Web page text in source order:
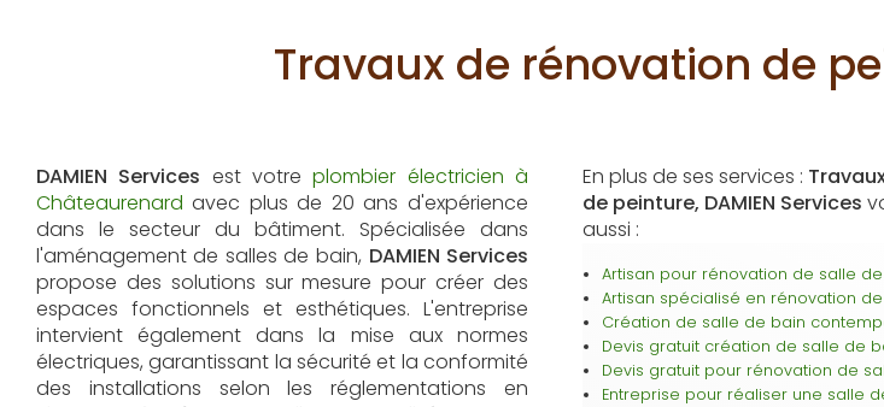
Travaux de rénovation de
DAMIEN Services est votreplombier électricien à
Châteaurenard avec plus de 20 ans d'expérience
dans le secteur du bâtiment. Spécialisée dans
l'aménagement de salles de bain, DAMIEN Services
propose des solutions sur mesure pour créer des
espaces fonctionnels et esthétiques. L'entreprise
intervient également dans la mise aux normes
électriques, garantissant la sécurité et la conformité
des installations selon les réglementations en
En plus de ses services :
de peinture, DAMIEN Services
aussi :
Artisan pour rénovation de salle
Artisan spécialisé en rénovation
Création de salle de bain
Devis gratuit création de salle de
Devis gratuit pour rénovation de
Entreprise pour réaliser une salle